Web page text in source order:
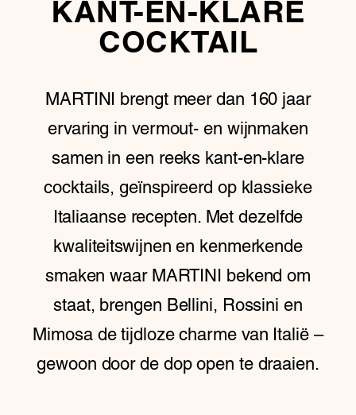
KANT-EN-KLARE
COCKTAIL
MARTINI brengt meer dan 160 jaar
ervaring in vermout- en wijnmaken
samen in een reeks kant-en-klare
cocktails, geïnspireerd op klassieke
Italiaanse recepten. Met dezelfde
kwaliteitswijnen en kenmerkende
smaken waar MARTINI bekend om
staat, brengen Bellini, Rossini en
Mimosa de tijdloze charme van Italië –
gewoon door de dop open te draaien.